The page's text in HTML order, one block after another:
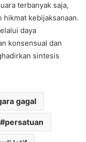
terbanyak saja,
kebijaksanaan.
daya
konsensual dan
sintesis
gagal
persatuan